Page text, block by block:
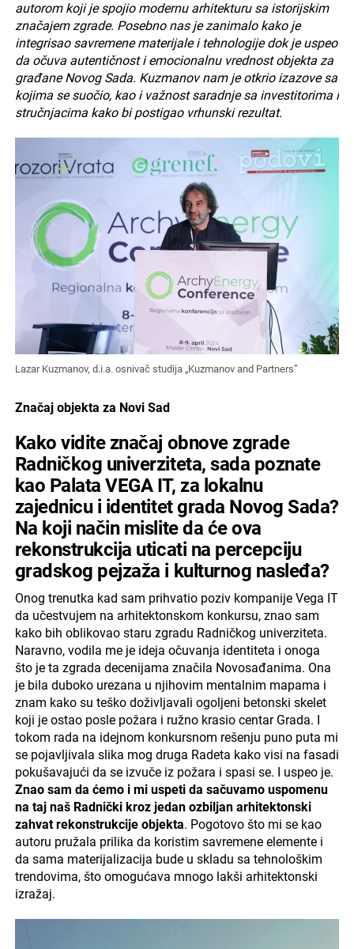
autorom koji je spojio modernu arhitekturu sa istorijskim
značajem zgrade. Posebno nas je zanimalo kako je
integrisao savremene materijale i tehnologije dok je uspeo
da očuva autentičnost i emocionalnu vrednost objekta za
građane Novog Sada. Kuzmanov nam je otkrio izazove sa
kojima se suočio, kao i važnost saradnje sa investitorima i
stručnjacima kako bi postigao vrhunski rezultat.
Lazar Kuzmanov, d.i.a. osnivač studija „Kuzmanov and Partners”
Značaj objekta za Novi Sad
Kako vidite značaj obnove zgrade
Radničkog univerziteta, sada poznate
kao Palata VEGA IT, za lokalnu
zajednicu i identitet grada Novog Sada?
Na koji način mislite da će ova
rekonstrukcija uticati na percepciju
gradskog pejzaža i kulturnog nasleđa?
Onog trenutka kad sam prihvatio poziv kompanije Vega IT
da učestvujem na arhitektonskom konkursu, znao sam
kako bih oblikovao staru zgradu Radničkog univerziteta.
Naravno, vodila me je ideja očuvanja identiteta i onoga
što je ta zgrada decenijama značila Novosađanima. Ona
je bila duboko urezana u njihovim mentalnim mapama i
znam kako su teško doživljavali ogoljeni betonski skelet
koji je ostao posle požara i ružno krasio centar Grada. I
tokom rada na idejnom konkursnom rešenju puno puta mi
se pojavljivala slika mog druga Radeta kako visi na fasadi
pokušavajući da se izvuče iz požara i spasi se. I uspeo je.
Znao sam da ćemo i mi uspeti da sačuvamo uspomenu
na taj naš Radnički kroz jedan ozbiljan arhitektonski
zahvat rekonstrukcije objekta. Pogotovo što mi se kao
autoru pružala prilika da koristim savremene elemente i
da sama materijalizacija bude u skladu sa tehnološkim
trendovima, što omogućava mnogo lakši arhitektonski
izražaj.